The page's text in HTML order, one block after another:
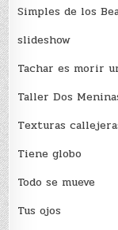
Simples de los
slideshow
Tachar es morir
Taller Dos
Texturas
Tiene globo
Todo se mueve
Tus ojos